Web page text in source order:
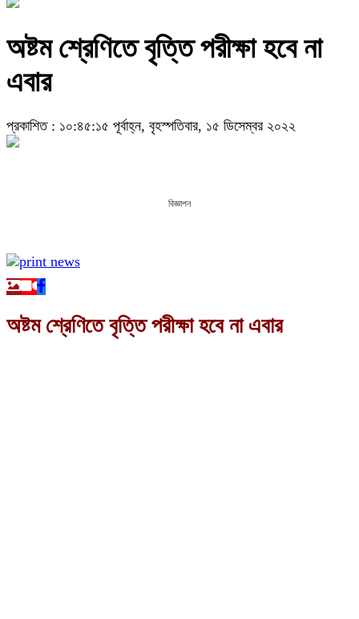
অষ্টম শ্রেণিতে বৃত্তি পরীক্ষা হবে না
এবার
প্রকাশিত : ১০:৪৫:১৫ পূর্বাহ্ন, বৃহস্পতিবার, ১৫ ডিসেম্বর ২০২২
বিজ্ঞাপন
অষ্টম শ্রেণিতে বৃত্তি পরীক্ষা হবে না এবার